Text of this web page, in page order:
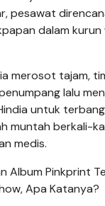
pesawat
dalam
merosot tajam,
lalu
untuk
muntah berkali-
medis.
Album Pinkprint
Apa Katanya?